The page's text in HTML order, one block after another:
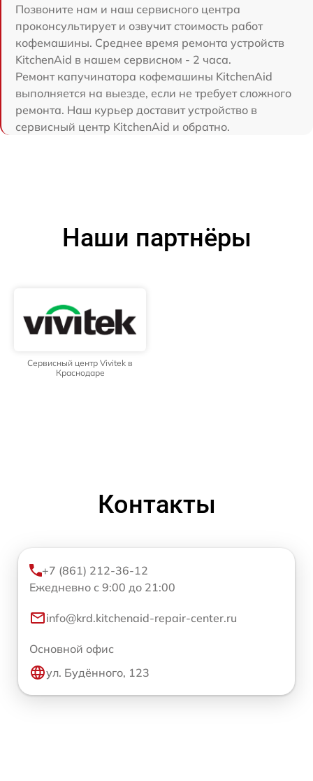
Позвоните нам и наш сервисного центра
проконсультирует и озвучит стоимость работ
кофемашины. Среднее время ремонта устройств
KitchenAid в нашем сервисном - 2 часа.
Ремонт капучинатора кофемашины KitchenAid
выполняется на выезде, если не требует сложного
ремонта. Наш курьер доставит устройство в
сервисный центр KitchenAid и обратно.
Наши партнёры
Сервисный центр Vivitek в
Краснодаре
Контакты
+7 (861) 212-36-12
Ежедневно с 9:00 до 21:00
info@krd.kitchenaid-repair-center.ru
Основной офис
ул. Будённого, 123